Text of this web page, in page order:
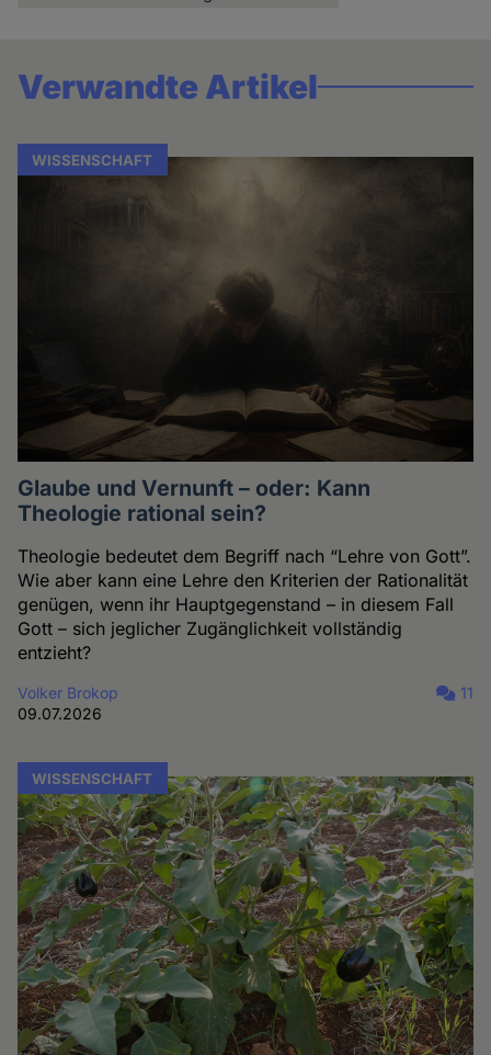
Verwandte Artikel
WISSENSCHAFT
Glaube und Vernunft – oder: Kann
Theologie rational sein?
Theologie bedeutet dem Begriff nach “Lehre von Gott”.
Wie aber kann eine Lehre den Kriterien der Rationalität
genügen, wenn ihr Hauptgegenstand – in diesem Fall
Gott – sich jeglicher Zugänglichkeit vollständig
entzieht?
Volker Brokop
09.07.2026
11
WISSENSCHAFT